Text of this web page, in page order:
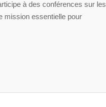
à des conférences sur les
mission essentielle pour